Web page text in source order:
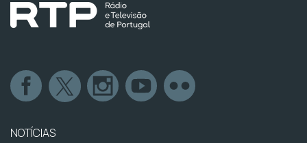
NOTÍCIAS